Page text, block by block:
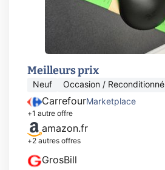
Meilleurs prix
Neuf Occasion / Reconditionné
CarrefourMarketplace
+1 autre offre
amazon.fr
+2 autres offres
GrosBill